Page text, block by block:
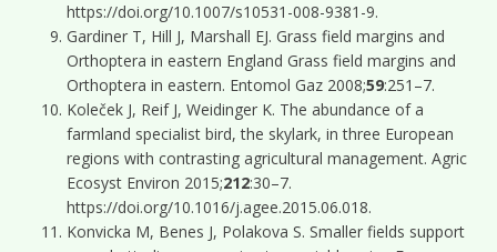
https://doi.org/10.1007/s10531-008-9381-9.
Gardiner T, Hill J, Marshall EJ. Grass field margins and
Orthoptera in eastern England Grass field margins and
Orthoptera in eastern. Entomol Gaz 2008;59:251–7.
Koleček J, Reif J, Weidinger K. The abundance of a
farmland specialist bird, the skylark, in three European
regions with contrasting agricultural management. Agric
Ecosyst Environ 2015;212:30–7.
https://doi.org/10.1016/j.agee.2015.06.018.
Konvicka M, Benes J, Polakova S. Smaller fields support